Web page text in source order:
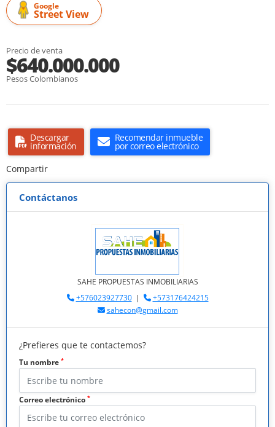
Google
Street View
Precio de venta
$640.000.000
Pesos Colombianos
Descargar
información
Recomendar inmueble
por correo electrónico
Compartir
Contáctanos
SAHE PROPUESTAS INMOBILIARIAS
+576023927730|
+573176424215
sahecon@gmail.com
¿Prefieres que te contactemos?
Tu nombre *
Correo electrónico *